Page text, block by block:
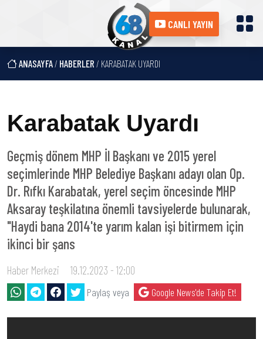
CANLI YAYIN
ANASAYFA/ HABERLER / KARABATAK UYARDI
Karabatak Uyardı
Geçmiş dönem MHP İl Başkanı ve 2015 yerel
seçimlerinde MHP Belediye Başkanı adayı olan Op.
Dr. Rıfkı Karabatak, yerel seçim öncesinde MHP
Aksaray teşkilatına önemli tavsiyelerde bulunarak,
"Haydi bana 2014'te yarım kalan işi bitirmem için
ikinci bir şans
Haber Merkezi 19.12.2023 - 12:00
Paylaş veya Google News'de Takip Et!